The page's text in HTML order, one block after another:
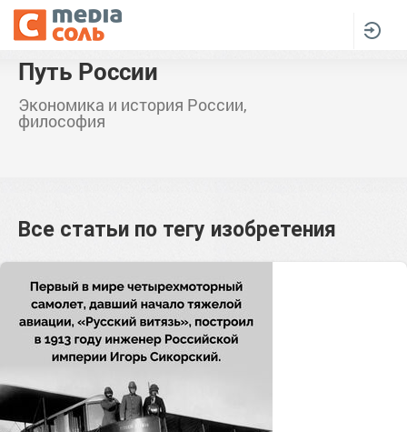
Путь России
Экономика и история России,
философия
Все статьи по тегу изобретения